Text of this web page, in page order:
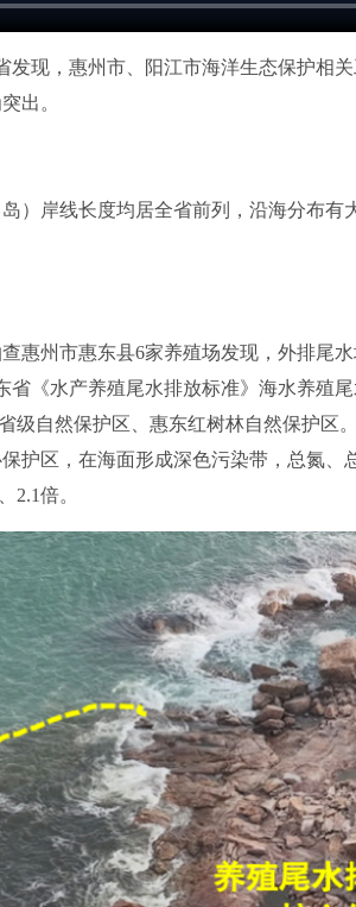
现，惠州市、阳江市海洋生态保护相
出。
岸线长度均居全省前列，沿海分布有
州市惠东县6家养殖场发现，外排尾水
《水产养殖尾水排放标准》海水养殖尾
级自然保护区、惠东红树林自然保护区
护区，在海面形成深色污染带，总氮、
2.1倍。